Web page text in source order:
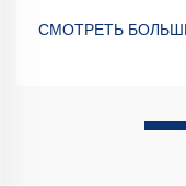
СМОТРЕТЬ